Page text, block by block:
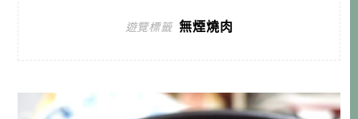
遊覽標籤 無煙燒肉